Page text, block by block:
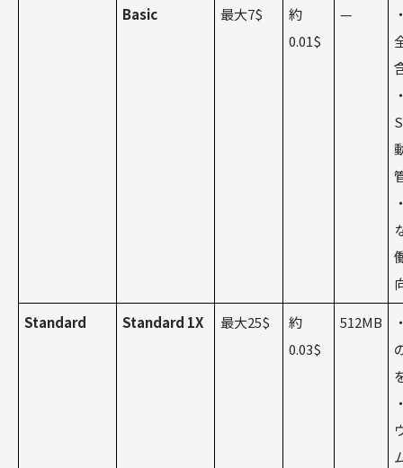
Basic 最大7$
約
0.01$
—
Standard Standard 1X 最大25$
約
0.03$
512MB